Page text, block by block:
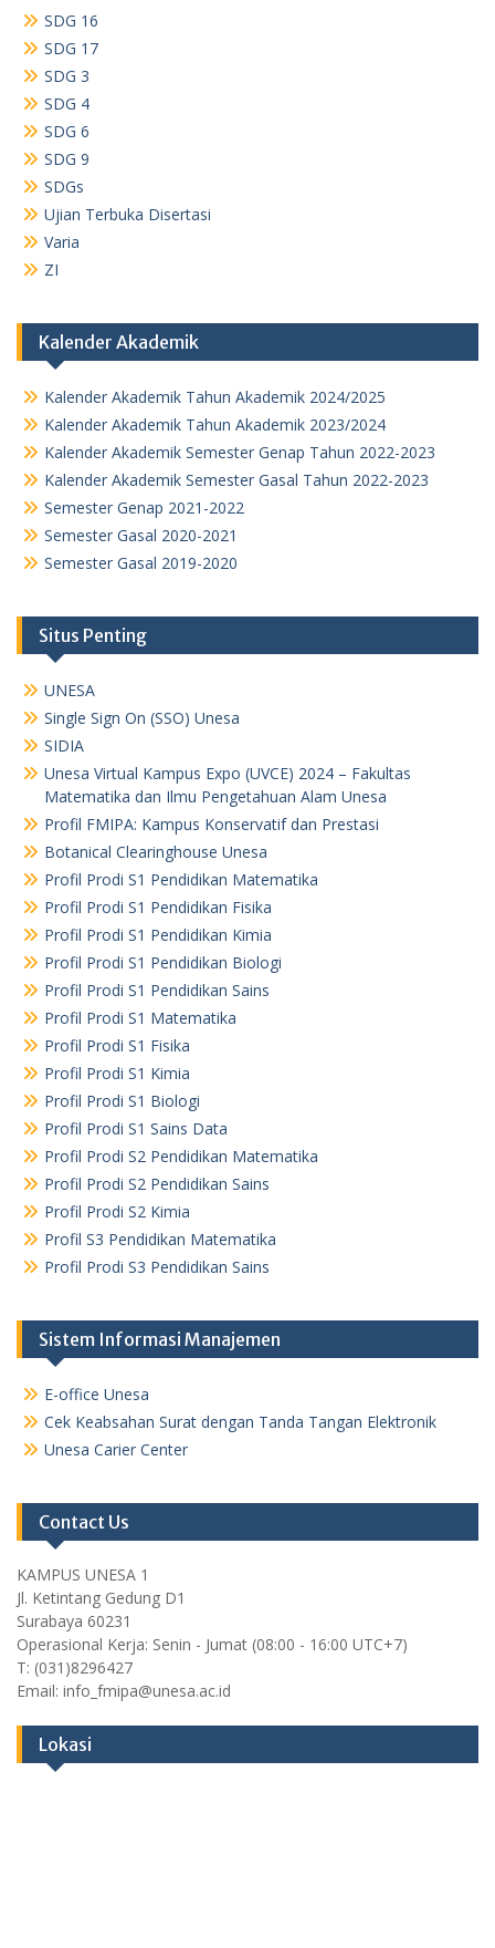
SDG 16
SDG 17
SDG 3
SDG 4
SDG 6
SDG 9
SDGs
Ujian Terbuka Disertasi
Varia
ZI
Kalender Akademik
Kalender Akademik Tahun Akademik 2024/2025
Kalender Akademik Tahun Akademik 2023/2024
Kalender Akademik Semester Genap Tahun 2022-2023
Kalender Akademik Semester Gasal Tahun 2022-2023
Semester Genap 2021-2022
Semester Gasal 2020-2021
Semester Gasal 2019-2020
Situs Penting
UNESA
Single Sign On (SSO) Unesa
SIDIA
Unesa Virtual Kampus Expo (UVCE) 2024 – Fakultas
Matematika dan Ilmu Pengetahuan Alam Unesa
Profil FMIPA: Kampus Konservatif dan Prestasi
Botanical Clearinghouse Unesa
Profil Prodi S1 Pendidikan Matematika
Profil Prodi S1 Pendidikan Fisika
Profil Prodi S1 Pendidikan Kimia
Profil Prodi S1 Pendidikan Biologi
Profil Prodi S1 Pendidikan Sains
Profil Prodi S1 Matematika
Profil Prodi S1 Fisika
Profil Prodi S1 Kimia
Profil Prodi S1 Biologi
Profil Prodi S1 Sains Data
Profil Prodi S2 Pendidikan Matematika
Profil Prodi S2 Pendidikan Sains
Profil Prodi S2 Kimia
Profil S3 Pendidikan Matematika
Profil Prodi S3 Pendidikan Sains
Sistem Informasi Manajemen
E-office Unesa
Cek Keabsahan Surat dengan Tanda Tangan Elektronik
Unesa Carier Center
Contact Us
KAMPUS UNESA 1
Jl. Ketintang Gedung D1
Surabaya 60231
Operasional Kerja: Senin - Jumat (08:00 - 16:00 UTC+7)
T: (031)8296427
Email: info_fmipa@unesa.ac.id
Lokasi